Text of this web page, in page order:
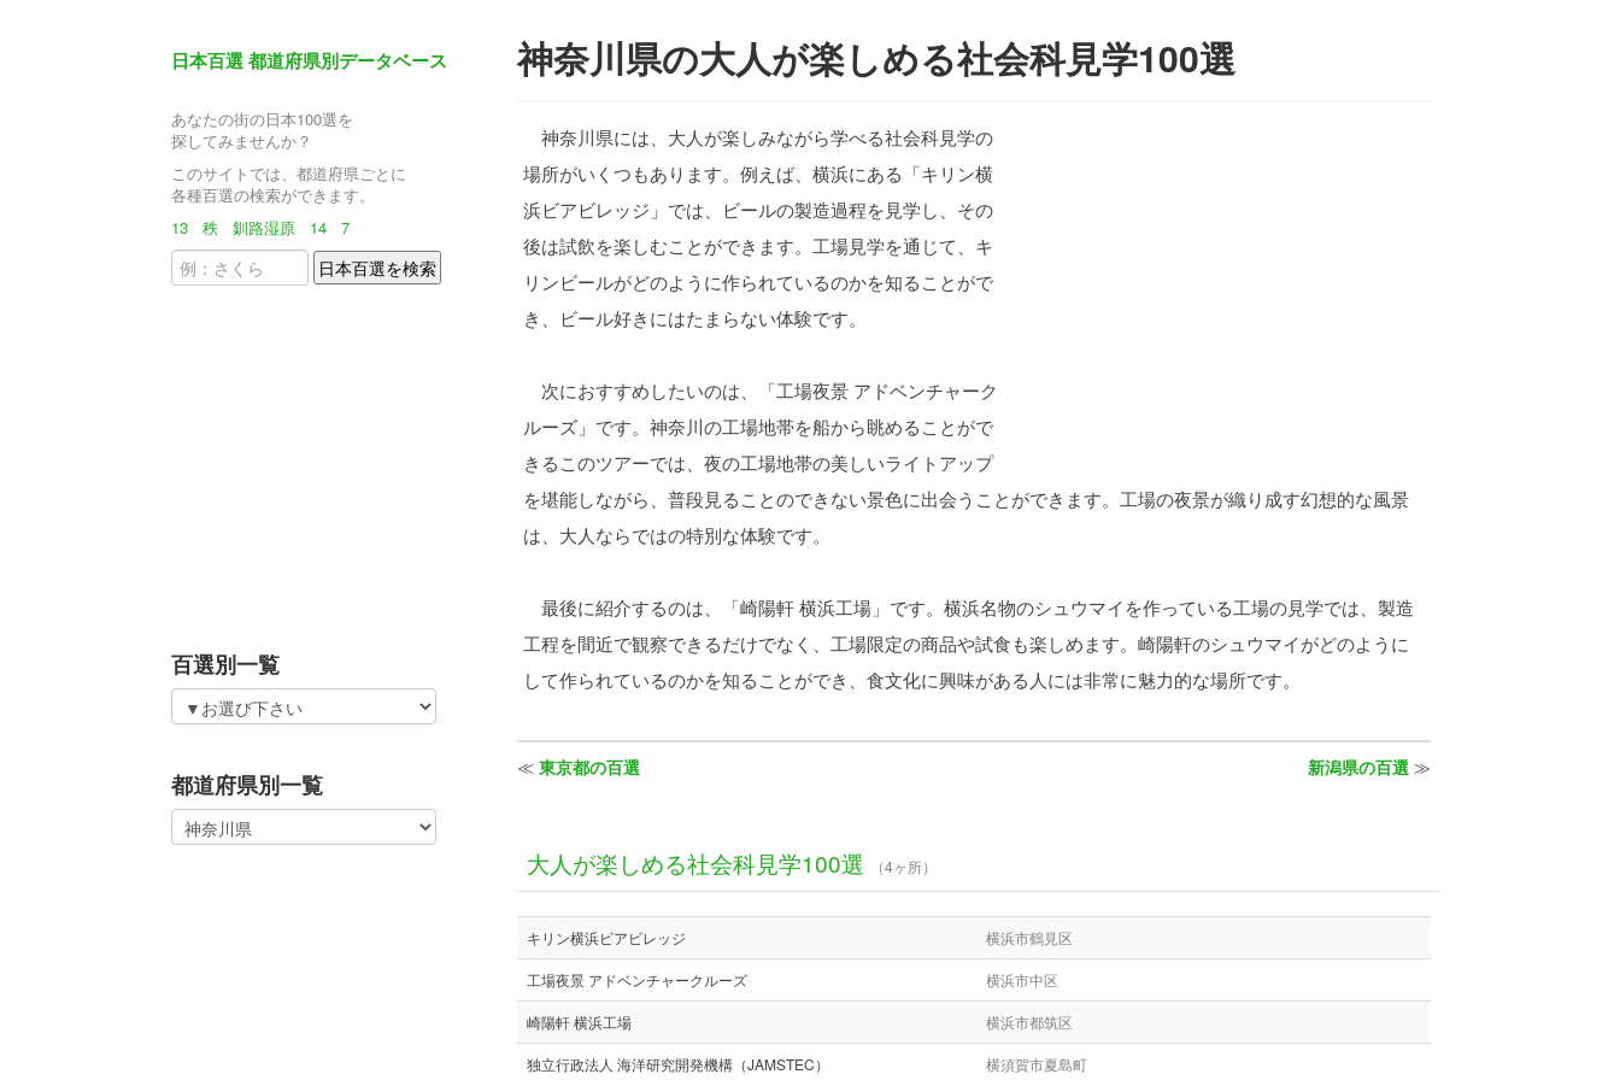
日本百選 都道府県別データベース
あなたの街の日本100選を
探してみませんか？
このサイトでは、都道府県ごとに
各種百選の検索ができます。
13
秩 釧路湿原 14 7
百選別一覧
都道府県別一覧
神奈川県の大人が楽しめる社会科見学100選
神奈川県には、大人が楽しみながら学べる社会科見学の
場所がいくつもあります。例えば、横浜にある「キリン横
浜ビアビレッジ」では、ビールの製造過程を見学し、その
後は試飲を楽しむことができます。工場見学を通じて、キ
リンビールがどのように作られているのかを知ることがで
き、ビール好きにはたまらない体験です。
次におすすめしたいのは、「工場夜景 アドベンチャーク
ルーズ」です。神奈川の工場地帯を船から眺めることがで
きるこのツアーでは、夜の工場地帯の美しいライトアップ
を堪能しながら、普段見ることのできない景色に出会うことができます。工場の夜景が織り成す幻想的な風景
は、大人ならではの特別な体験です。
最後に紹介するのは、「崎陽軒 横浜工場」です。横浜名物のシュウマイを作っている工場の見学では、製造
工程を間近で観察できるだけでなく、工場限定の商品や試食も楽しめます。崎陽軒のシュウマイがどのように
して作られているのかを知ることができ、食文化に興味がある人には非常に魅力的な場所です。
≪ 東京都の百選 新潟県の百選≫
大人が楽しめる社会科見学100選 （4ヶ所）
キリン横浜ビアビレッジ 横浜市鶴見区
工場夜景 アドベンチャークルーズ 横浜市中区
崎陽軒 横浜工場 横浜市都筑区
独立行政法人 海洋研究開発機構（JAMSTEC） 横須賀市夏島町